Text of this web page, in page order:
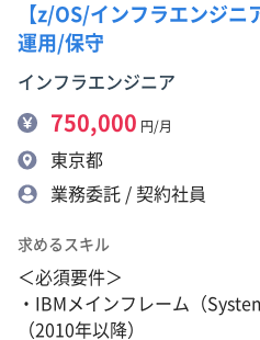
【z/OS/インフラエンジニ
運用/保守
インフラエンジニア
750,000 円/月
東京都
業務委託 / 契約社員
求めるスキル
＜必須要件＞
・IBMメインフレーム（
（2010年以降）